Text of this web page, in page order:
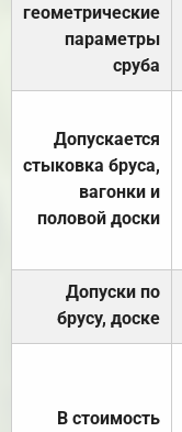
геометрические
параметры
сруба
Допускается
стыковка бруса,
вагонки и
половой доски
Допуски по
брусу, доске
В стоимость